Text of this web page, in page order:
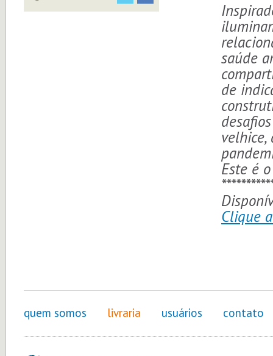
saúde
de
Este é
Clique
quem somos livraria usuários contato